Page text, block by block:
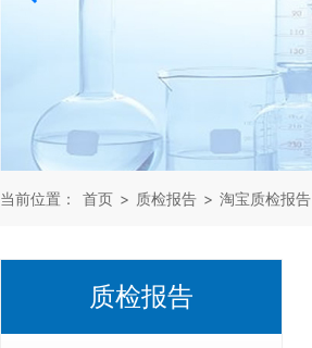
当前位置： 首页 > 质检报告 > 淘宝质检报告
质检报告